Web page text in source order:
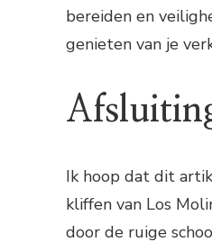
bereiden en
genieten van je
Ik hoop dat dit
kliffen van Los
door de ruige